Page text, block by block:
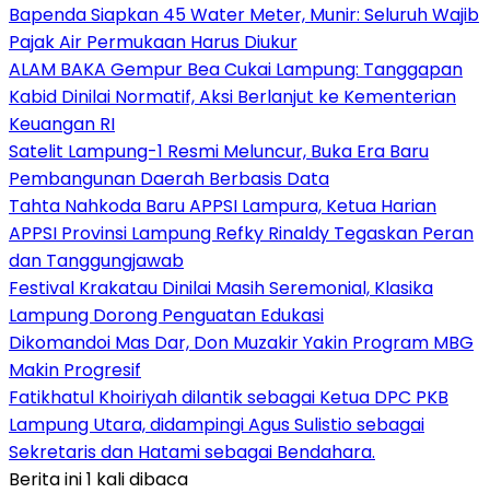
‎Bapenda Siapkan 45 Water Meter, Munir: Seluruh Wajib
Pajak Air Permukaan Harus Diukur
ALAM BAKA Gempur Bea Cukai Lampung: Tanggapan
Kabid Dinilai Normatif, Aksi Berlanjut ke Kementerian
Keuangan RI
Satelit Lampung-1 Resmi Meluncur, Buka Era Baru
Pembangunan Daerah Berbasis Data
Tahta Nahkoda Baru APPSI Lampura, Ketua Harian
APPSI Provinsi Lampung Refky Rinaldy Tegaskan Peran
dan Tanggungjawab
Festival Krakatau Dinilai Masih Seremonial, Klasika
Lampung Dorong Penguatan Edukasi
Dikomandoi Mas Dar, Don Muzakir Yakin Program MBG
Makin Progresif
Fatikhatul Khoiriyah dilantik sebagai Ketua DPC PKB
Lampung Utara, didampingi Agus Sulistio sebagai
Sekretaris dan Hatami sebagai Bendahara.
Berita ini 1 kali dibaca